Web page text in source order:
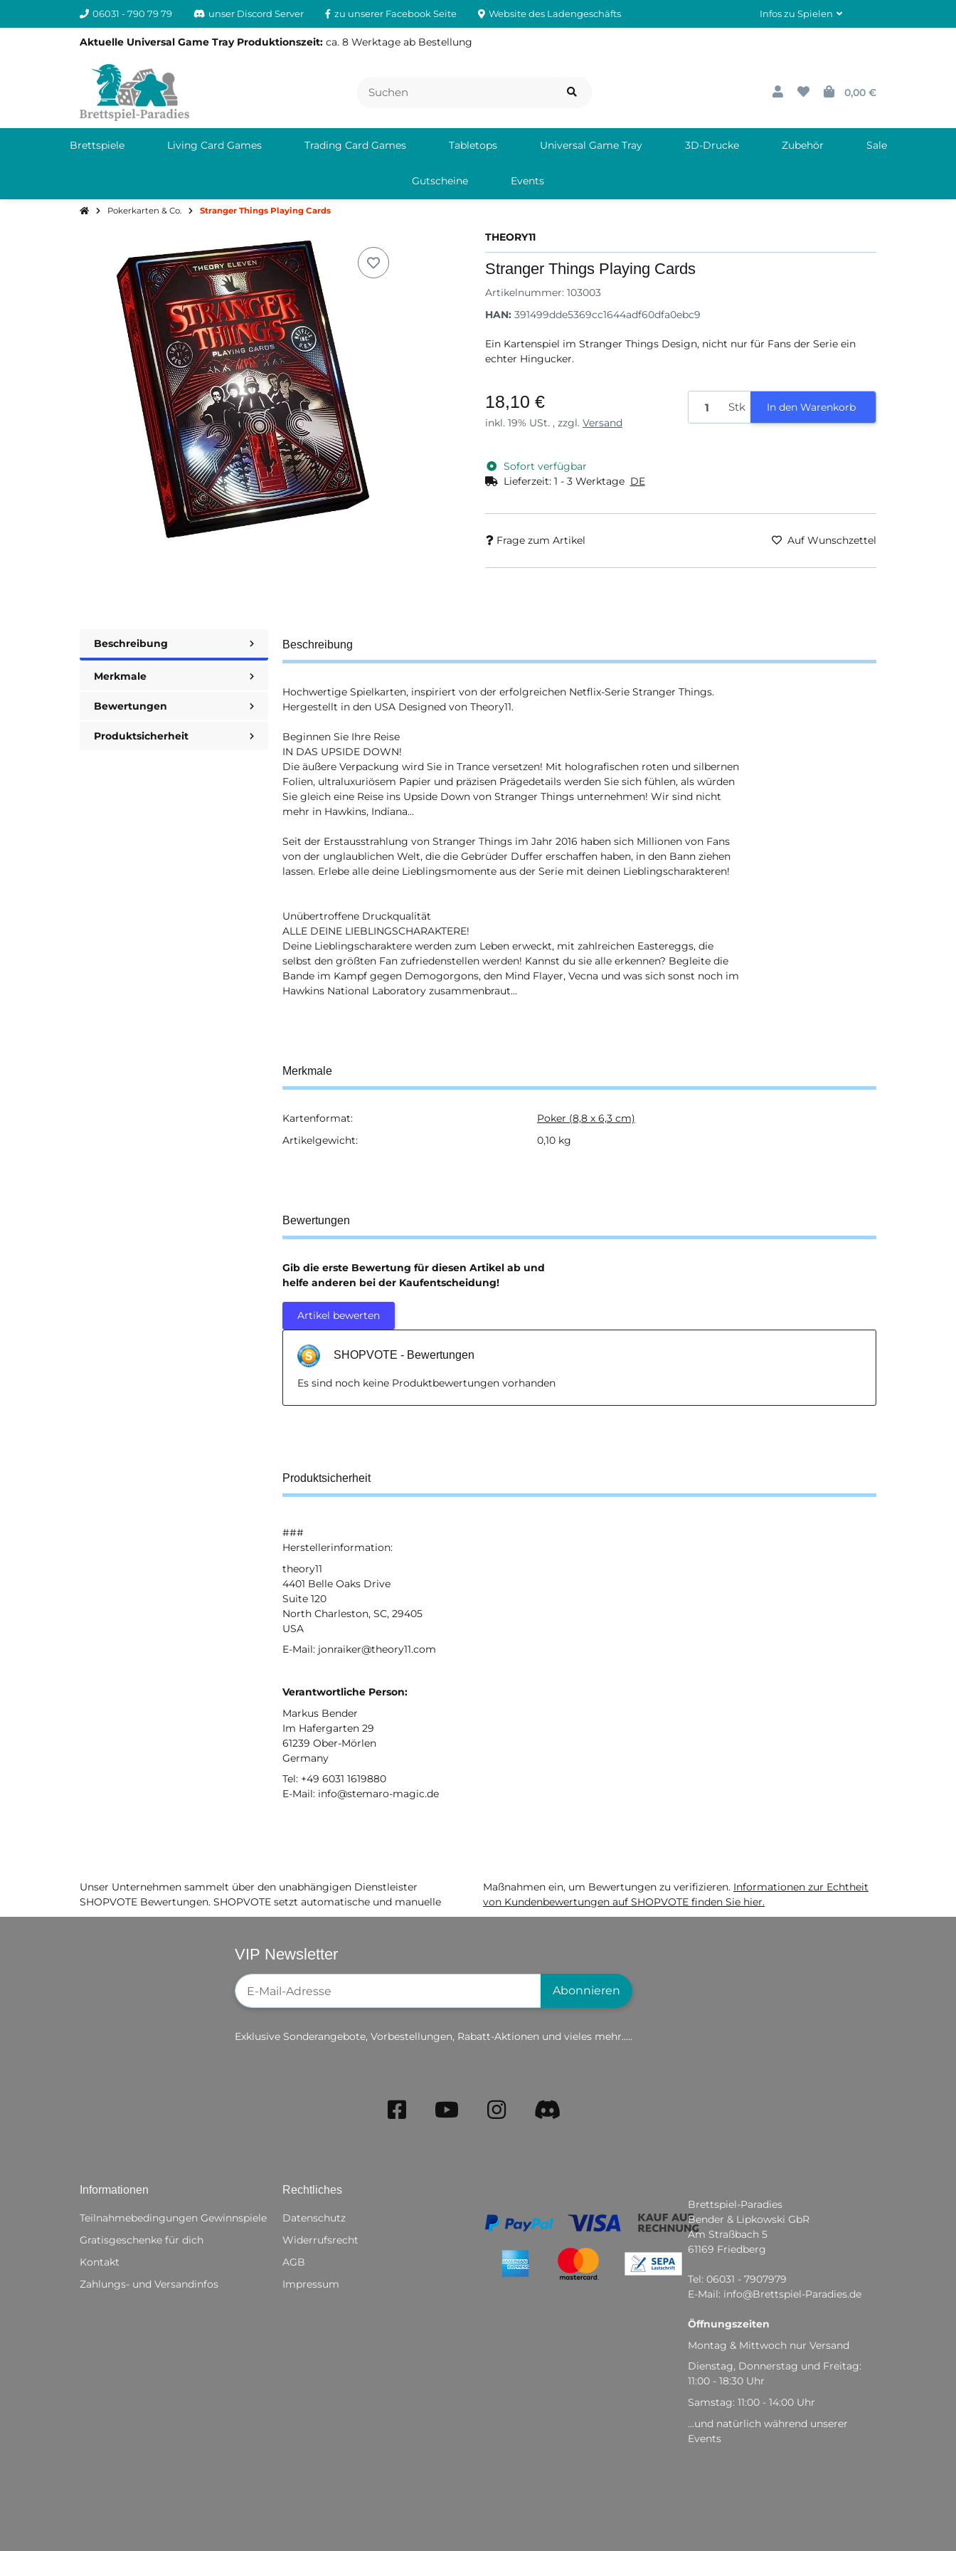
06031 - 790 79 79 unser Discord Server zu unserer Facebook Seite Website des Ladengeschäfts Infos zu Spielen
Aktuelle Universal Game Tray Produktionszeit: ca. 8 Werktage ab Bestellung
0,00 €
Brettspiele Living Card Games Trading Card Games Tabletops Universal Game Tray 3D-Drucke Zubehör Sale
Gutscheine Events
Pokerkarten & Co. Stranger Things Playing Cards
THEORY11
Stranger Things Playing Cards
Artikelnummer: 103003
HAN: 391499dde5369cc1644adf60dfa0ebc9
Ein Kartenspiel im Stranger Things Design, nicht nur für Fans der Serie ein
echter Hingucker.
18,10 €
inkl. 19% USt. , zzgl. Versand
Sofort verfügbar
Lieferzeit: 1 - 3 Werktage DE
Stk In den Warenkorb
Frage zum Artikel Auf Wunschzettel
Beschreibung
Merkmale
Bewertungen
Produktsicherheit
Beschreibung
Hochwertige Spielkarten, inspiriert von der erfolgreichen Netflix-Serie Stranger Things.
Hergestellt in den USA Designed von Theory11.
Beginnen Sie Ihre Reise
IN DAS UPSIDE DOWN!
Die äußere Verpackung wird Sie in Trance versetzen! Mit holografischen roten und silbernen
Folien, ultraluxuriösem Papier und präzisen Prägedetails werden Sie sich fühlen, als würden
Sie gleich eine Reise ins Upside Down von Stranger Things unternehmen! Wir sind nicht
mehr in Hawkins, Indiana...
Seit der Erstausstrahlung von Stranger Things im Jahr 2016 haben sich Millionen von Fans
von der unglaublichen Welt, die die Gebrüder Duffer erschaffen haben, in den Bann ziehen
lassen. Erlebe alle deine Lieblingsmomente aus der Serie mit deinen Lieblingscharakteren!
Unübertroffene Druckqualität
ALLE DEINE LIEBLINGSCHARAKTERE!
Deine Lieblingscharaktere werden zum Leben erweckt, mit zahlreichen Eastereggs, die
selbst den größten Fan zufriedenstellen werden! Kannst du sie alle erkennen? Begleite die
Bande im Kampf gegen Demogorgons, den Mind Flayer, Vecna und was sich sonst noch im
Hawkins National Laboratory zusammenbraut...
Merkmale
Produkteigenschaft
Wert
Kartenformat:
Poker (8,8 x 6,3 cm)
Artikelgewicht:
0,10 kg
Bewertungen
Gib die erste Bewertung für diesen Artikel ab und
helfe anderen bei der Kaufentscheidung!
Artikel bewerten
SHOPVOTE - Bewertungen
Es sind noch keine Produktbewertungen vorhanden
Produktsicherheit
###
Herstellerinformation:
theory11
4401 Belle Oaks Drive
Suite 120
North Charleston, SC, 29405
USA
E-Mail: jonraiker@theory11.com
Verantwortliche Person:
Markus Bender
Im Hafergarten 29
61239 Ober-Mörlen
Germany
Tel: +49 6031 1619880
E-Mail: info@stemaro-magic.de
Unser Unternehmen sammelt über den unabhängigen Dienstleister
SHOPVOTE Bewertungen. SHOPVOTE setzt automatische und manuelle
Maßnahmen ein, um Bewertungen zu verifizieren. Informationen zur Echtheit
von Kundenbewertungen auf SHOPVOTE finden Sie hier.
VIP Newsletter
Newsletter-Registrierung
Abonnieren
Exklusive Sonderangebote, Vorbestellungen, Rabatt-Aktionen und vieles mehr.....
Informationen
Teilnahmebedingungen Gewinnspiele
Gratisgeschenke für dich
Kontakt
Zahlungs- und Versandinfos
Rechtliches
Datenschutz
Widerrufsrecht
AGB
Impressum
Brettspiel-Paradies
Bender & Lipkowski GbR
Am Straßbach 5
61169 Friedberg
Tel: 06031 - 7907979
E-Mail: info@Brettspiel-Paradies.de
Öffnungszeiten
Montag & Mittwoch nur Versand
Dienstag, Donnerstag und Freitag:
11:00 - 18:30 Uhr
Samstag: 11:00 - 14:00 Uhr
...und natürlich während unserer
Events